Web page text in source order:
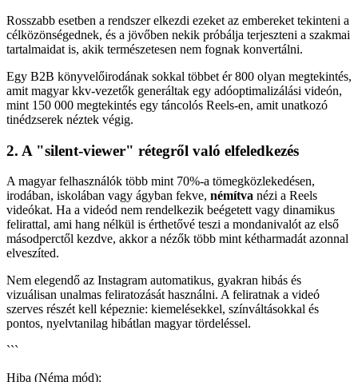
Rosszabb esetben a rendszer elkezdi ezeket az embereket tekinteni a
célközönségednek, és a jövőben nekik próbálja terjeszteni a szakmai
tartalmaidat is, akik természetesen nem fognak konvertálni.
Egy B2B könyvelőirodának sokkal többet ér 800 olyan megtekintés,
amit magyar kkv-vezetők generáltak egy adóoptimalizálási videón,
mint 150 000 megtekintés egy táncolós Reels-en, amit unatkozó
tinédzserek néztek végig.
2. A "silent-viewer" rétegről való elfeledkezés
A magyar felhasználók több mint 70%-a tömegközlekedésen,
irodában, iskolában vagy ágyban fekve, némítva nézi a Reels
videókat. Ha a videód nem rendelkezik beégetett vagy dinamikus
felirattal, ami hang nélkül is érthetővé teszi a mondanivalót az első
másodperctől kezdve, akkor a nézők több mint kétharmadát azonnal
elveszíted.
Nem elegendő az Instagram automatikus, gyakran hibás és
vizuálisan unalmas feliratozását használni. A feliratnak a videó
szerves részét kell képeznie: kiemelésekkel, színváltásokkal és
pontos, nyelvtanilag hibátlan magyar tördeléssel.
```
Hiba (Néma mód):